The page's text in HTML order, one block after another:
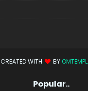
CREATED WITH BY
Popular..